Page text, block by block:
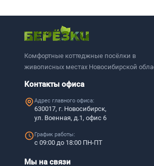
Комфортные коттеджные посёлки в
живописных местах Новосибирской
Контакты офиса
Адрес главного офиса:
630017, г. Новосибирск,
ул. Военная, д.1, офис 6
График работы:
с 09:00 до 18:00 ПН-ПТ
Мы на связи